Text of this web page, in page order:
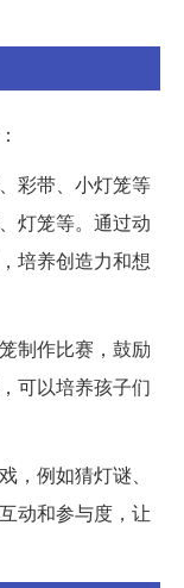
彩带、小灯笼等
灯笼等。通过动
培养创造力和想
制作比赛，鼓励
可以培养孩子们
，例如猜灯谜、
动和参与度，让